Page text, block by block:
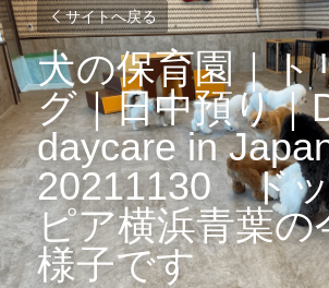
サイトへ戻る
犬の保育園｜ト
グ｜日中預り｜
daycare in
20211130　ド
ピア横浜青葉の
様子です